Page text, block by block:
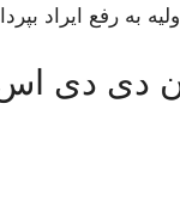
به رفع ایراد
دی دی